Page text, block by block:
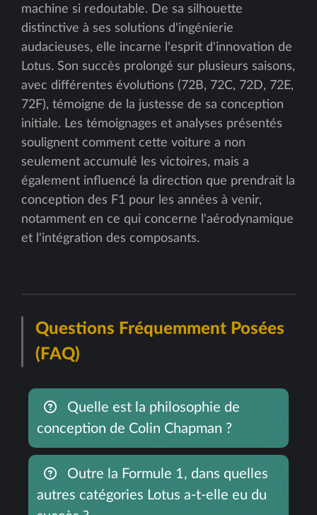
machine si redoutable. De sa silhouette
distinctive à ses solutions d'ingénierie
audacieuses, elle incarne l'esprit d'innovation de
Lotus. Son succès prolongé sur plusieurs saisons,
avec différentes évolutions (72B, 72C, 72D, 72E,
72F), témoigne de la justesse de sa conception
initiale. Les témoignages et analyses présentés
soulignent comment cette voiture a non
seulement accumulé les victoires, mais a
également influencé la direction que prendrait la
conception des F1 pour les années à venir,
notamment en ce qui concerne l'aérodynamique
et l'intégration des composants.
Questions Fréquemment Posées
(FAQ)
Quelle est la philosophie de
conception de Colin Chapman ?
Outre la Formule 1, dans quelles
autres catégories Lotus a-t-elle eu du